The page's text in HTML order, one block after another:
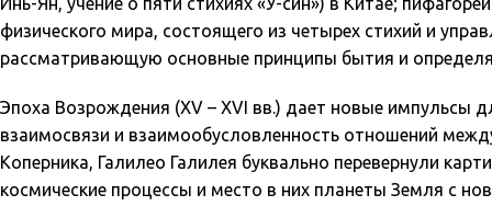
физического мира, состоящего из четырех стихий и
рассматривающую основные принципы бытия и
Эпоха Возрождения (XV – XVI вв.) дает новые импульсы
взаимосвязи и взаимообусловленность отношений
Коперника, Галилео Галилея буквально перевернули
космические процессы и место в них планеты Земля с